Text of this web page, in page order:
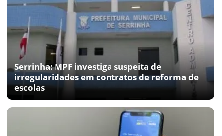
Serrinha: MPF investiga suspeita de
irregularidades em contratos de reforma de
escolas